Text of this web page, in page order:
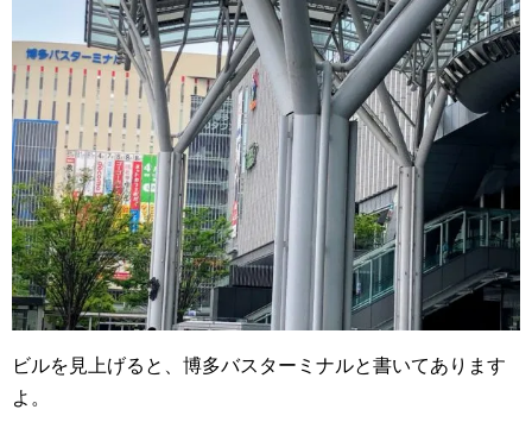
ビルを見上げると、博多バスターミナルと書いてあります
よ。